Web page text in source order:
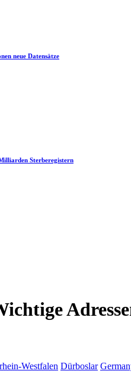
neue Datensätze
Sterberegistern
Westfalen Dürboslar